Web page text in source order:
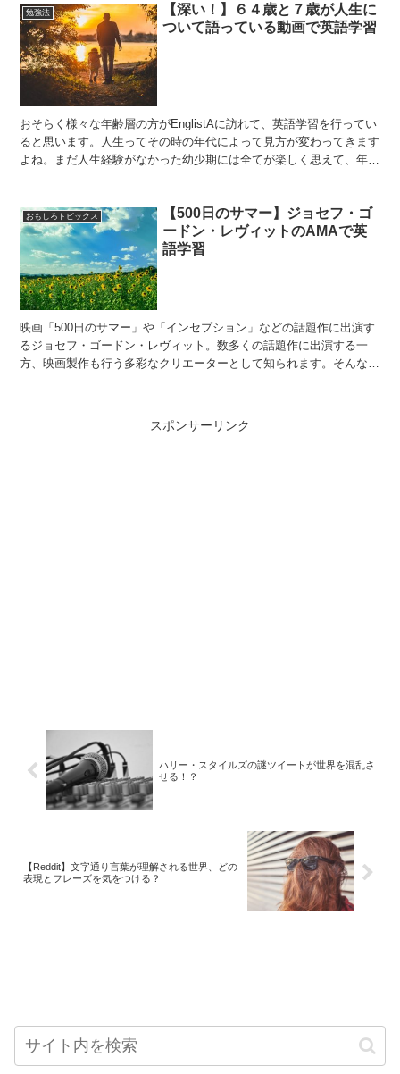
勉強法
【深い！】６４歳と７歳が人生に
ついて語っている動画で英語学習
おそらく様々な年齢層の方がEnglistAに訪れて、英語学習を行ってい
ると思います。人生ってその時の年代によって見方が変わってきます
よね。まだ人生経験がなかった幼少期には全てが楽しく思えて、年齢
おもしろトピックス
【500日のサマー】ジョセフ・ゴ
ードン・レヴィットのAMAで英
語学習
映画「500日のサマー」や「インセプション」などの話題作に出演す
るジョセフ・ゴードン・レヴィット。数多くの話題作に出演する一
方、映画製作も行う多彩なクリエーターとして知られます。そんなジ
スポンサーリンク
ハリー・スタイルズの謎ツイートが世界を混乱さ
せる！？
【Reddit】文字通り言葉が理解される世界、どの
表現とフレーズを気をつける？